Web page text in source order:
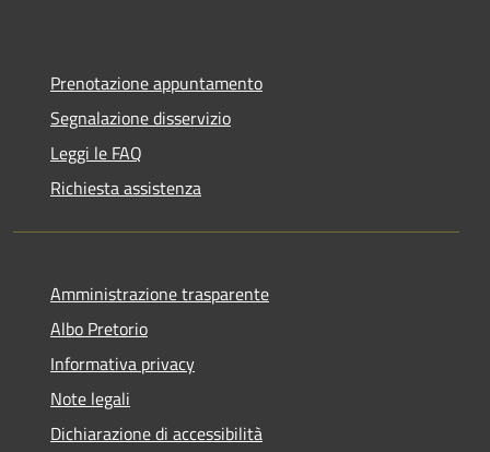
Prenotazione appuntamento
Segnalazione disservizio
Leggi le FAQ
Richiesta assistenza
Amministrazione trasparente
Albo Pretorio
Informativa privacy
Note legali
Dichiarazione di accessibilità